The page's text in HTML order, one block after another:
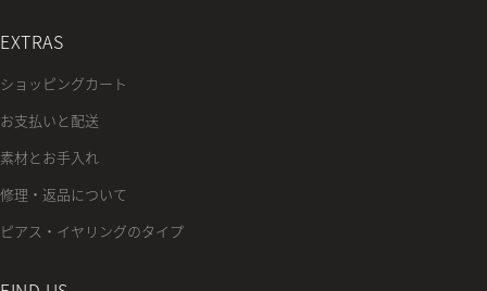
EXTRAS
ショッピングカート
お支払いと配送
素材とお手入れ
修理・返品について
ピアス・イヤリングのタイプ